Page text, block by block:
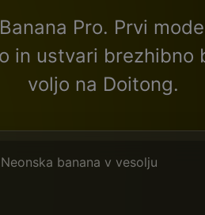
Pro. Prvi
in ustvari brezhibno
voljo na Doitong.